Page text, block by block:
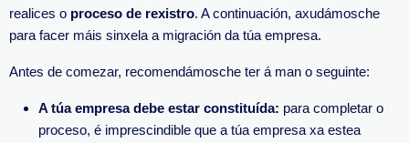
realices o proceso de rexistro. A continuación, axudámosche
para facer máis sinxela a migración da túa empresa.
Antes de comezar, recomendámosche ter á man o seguinte:
A túa empresa debe estar constituída: para completar o
proceso, é imprescindible que a túa empresa xa estea